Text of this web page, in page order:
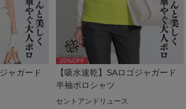
ャガード
20%OFF
【吸水速乾】SAロゴジャガード
半袖ポロシャツ
セントアンドリュース